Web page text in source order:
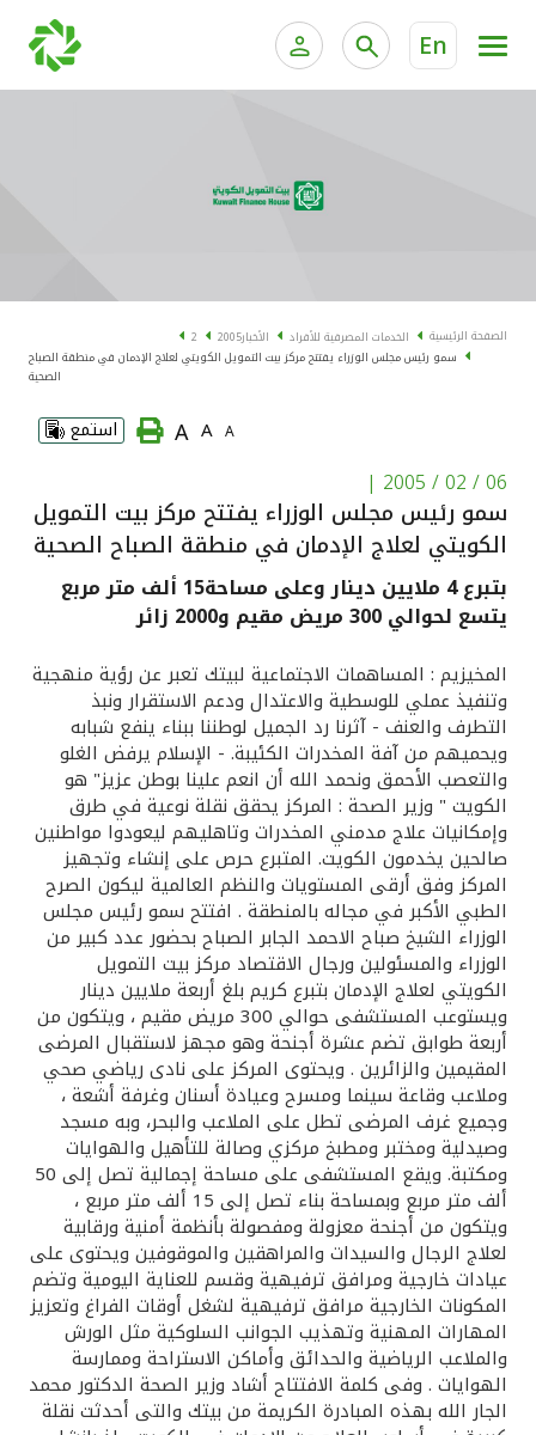
En
الخدمات المصرفية الإلكترونية للشركات
البطاقات
"برامج العملاء"
الاستثمار
القنوات المصرفية
أدوات وخدمات
خدمات ما بعد البيع
اتصل بنا
مواقع الفروع وأجهزة الصرف الآلي
ألمانيا
ماليزيا
تركيا
مصر
المملكة المتحدة
مملكة البحرين
الصفحة الرئيسية الخدمات المصرفية للأفراد الأخبار2005
2
سمو رئيس مجلس الوزراء يفتتح مركز بيت التمويل الكويتي لعلاج الإدمان في منطقة الصباح
الصحية
A
A
A استمع
06 / 02 / 2005
|
سمو رئيس مجلس الوزراء يفتتح مركز بيت التمويل
الكويتي لعلاج الإدمان في منطقة الصباح الصحية
بتبرع 4 ملايين دينار وعلى مساحة15 ألف متر مربع
يتسع لحوالي 300 مريض مقيم و2000 زائر
المخيزيم : المساهمات الاجتماعية لبيتك تعبر عن رؤية منهجية
وتنفيذ عملي للوسطية والاعتدال ودعم الاستقرار ونبذ
التطرف والعنف - آثرنا رد الجميل لوطننا ببناء ينفع شبابه
ويحميهم من آفة المخدرات الكئيبة. - الإسلام يرفض الغلو
والتعصب الأحمق ونحمد الله أن انعم علينا بوطن عزيز" هو
الكويت " وزير الصحة : المركز يحقق نقلة نوعية في طرق
وإمكانيات علاج مدمني المخدرات وتاهليهم ليعودوا مواطنين
صالحين يخدمون الكويت. المتبرع حرص على إنشاء وتجهيز
المركز وفق أرقى المستويات والنظم العالمية ليكون الصرح
الطبي الأكبر في مجاله بالمنطقة . افتتح سمو رئيس مجلس
الوزراء الشيخ صباح الاحمد الجابر الصباح بحضور عدد كبير من
الوزراء والمسئولين ورجال الاقتصاد مركز بيت التمويل
الكويتي لعلاج الإدمان بتبرع كريم بلغ أربعة ملايين دينار
ويستوعب المستشفى حوالي 300 مريض مقيم ، ويتكون من
أربعة طوابق تضم عشرة أجنحة وهو مجهز لاستقبال المرضى
المقيمين والزائرين . ويحتوى المركز على نادى رياضي صحي
وملاعب وقاعة سينما ومسرح وعيادة أسنان وغرفة أشعة ،
وجميع غرف المرضى تطل على الملاعب والبحر، وبه مسجد
وصيدلية ومختبر ومطبخ مركزي وصالة للتأهيل والهوايات
ومكتبة. ويقع المستشفى على مساحة إجمالية تصل إلى 50
ألف متر مربع وبمساحة بناء تصل إلى 15 ألف متر مربع ،
ويتكون من أجنحة معزولة ومفصولة بأنظمة أمنية ورقابية
لعلاج الرجال والسيدات والمراهقين والموقوفين ويحتوى على
عيادات خارجية ومرافق ترفيهية وقسم للعناية اليومية وتضم
المكونات الخارجية مرافق ترفيهية لشغل أوقات الفراغ وتعزيز
المهارات المهنية وتهذيب الجوانب السلوكية مثل الورش
والملاعب الرياضية والحدائق وأماكن الاستراحة وممارسة
الهوايات . وفى كلمة الافتتاح أشاد وزير الصحة الدكتور محمد
الجار الله بهذه المبادرة الكريمة من بيتك والتى أحدثت نقلة